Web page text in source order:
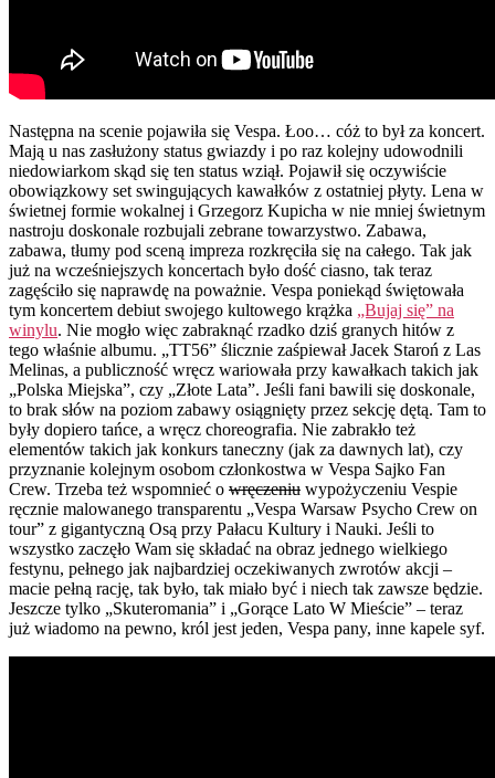
Następna na scenie pojawiła się Vespa. Łoo… cóż to był za koncert.
Mają u nas zasłużony status gwiazdy i po raz kolejny udowodnili
niedowiarkom skąd się ten status wziął. Pojawił się oczywiście
obowiązkowy set swingujących kawałków z ostatniej płyty. Lena w
świetnej formie wokalnej i Grzegorz Kupicha w nie mniej świetnym
nastroju doskonale rozbujali zebrane towarzystwo. Zabawa,
zabawa, tłumy pod sceną impreza rozkręciła się na całego. Tak jak
już na wcześniejszych koncertach było dość ciasno, tak teraz
zagęściło się naprawdę na poważnie. Vespa poniekąd świętowała
tym koncertem debiut swojego kultowego krążka „Bujaj się” na
winylu. Nie mogło więc zabraknąć rzadko dziś granych hitów z
tego właśnie albumu. „TT56” ślicznie zaśpiewał Jacek Staroń z Las
Melinas, a publiczność wręcz wariowała przy kawałkach takich jak
„Polska Miejska”, czy „Złote Lata”. Jeśli fani bawili się doskonale,
to brak słów na poziom zabawy osiągnięty przez sekcję dętą. Tam to
były dopiero tańce, a wręcz choreografia. Nie zabrakło też
elementów takich jak konkurs taneczny (jak za dawnych lat), czy
przyznanie kolejnym osobom członkostwa w Vespa Sajko Fan
Crew. Trzeba też wspomnieć o wręczeniu wypożyczeniu Vespie
ręcznie malowanego transparentu „Vespa Warsaw Psycho Crew on
tour” z gigantyczną Osą przy Pałacu Kultury i Nauki. Jeśli to
wszystko zaczęło Wam się składać na obraz jednego wielkiego
festynu, pełnego jak najbardziej oczekiwanych zwrotów akcji –
macie pełną rację, tak było, tak miało być i niech tak zawsze będzie.
Jeszcze tylko „Skuteromania” i „Gorące Lato W Mieście” – teraz
już wiadomo na pewno, król jest jeden, Vespa pany, inne kapele syf.